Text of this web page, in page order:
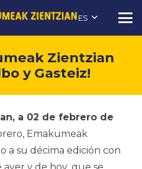
ES
Zientzian
y Gasteiz!
a 02 de febrero de
Emakumeak
a su décima edición con